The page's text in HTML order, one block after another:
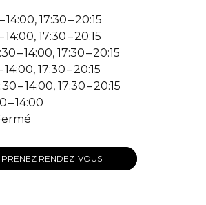
14:00, 17:30 – 20:15
14:00, 17:30 – 20:15
– 14:00, 17:30 – 20:15
17:30 – 20:15
– 14:00, 17:30 – 20:15
– 14:00
PRENEZ RENDEZ-VOUS